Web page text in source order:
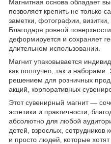
Магнитная основа обладает
позволяет крепить не только
заметки, фотографии, визитки,
Благодаря ровной
деформируется и сохраняет
длительном использовании.
Магнит упаковывается
как поштучно, так и
решением для розничных
акций, корпоративных
Этот сувенирный магнит —
эстетики и практичности,
абсолютно для любой
детей, взрослых, сотрудников
и просто людей, которые